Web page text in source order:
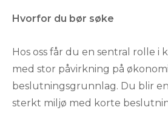
Hvorfor du bør søke
Hos oss får du en sentral rolle i
med stor påvirkning på
beslutningsgrunnlag. Du blir
sterkt miljø med korte